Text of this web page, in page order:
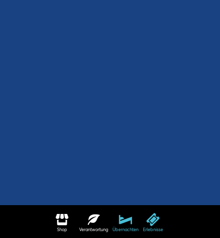
Shop Verantwortung Übernachten Erlebnisse